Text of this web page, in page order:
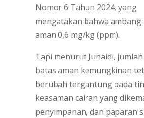
Nomor 6 Tahun 2024, yang
mengatakan bahwa ambang
aman 0,6 mg/kg (ppm).
Tapi menurut Junaidi,
batas aman kemungkinan
berubah tergantung pada
keasaman cairan yang
penyimpanan, dan paparan